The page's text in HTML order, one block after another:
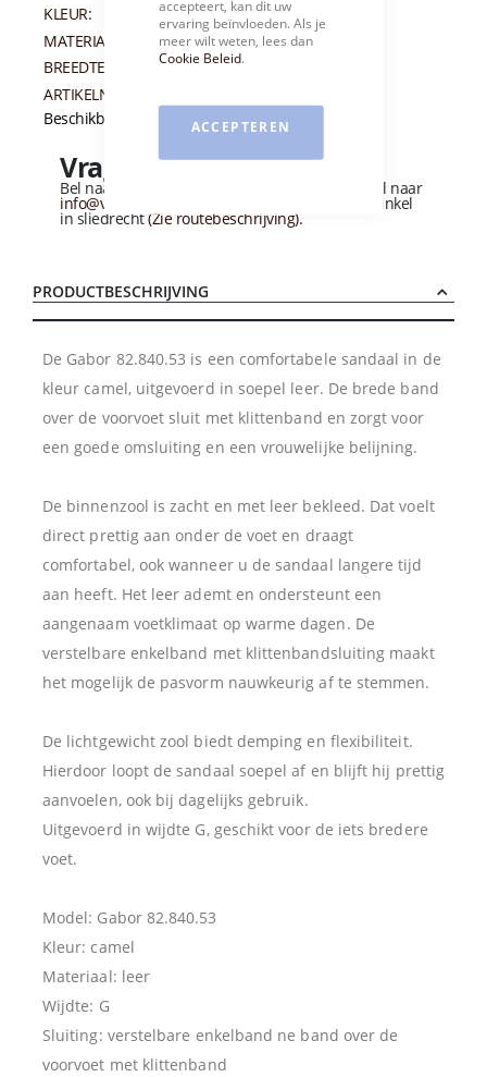
accepteert, kan dit uw
ervaring beïnvloeden. Als je
meer wilt weten, lees dan
Cookie Beleid.
ACCEPTEREN
KLEUR:
BRUIN
MATERIAAL:
LEER
BREEDTEMAAT:
G
ARTIKELNUMMER:
Beschikbaarheid:
Niet op voorraad
Vragen over dit product?
Bel naar of stuur een e-mail naar
info@vandervliesschoenen.nl of bezoek onze winkel
in sliedrecht(Zie routebeschrijving).
PRODUCTBESCHRIJVING
De Gabor 82.840.53 is een comfortabele sandaal in de
kleur camel, uitgevoerd in soepel leer. De brede band
over de voorvoet sluit met klittenband en zorgt voor
een goede omsluiting en een vrouwelijke belijning.
De binnenzool is zacht en met leer bekleed. Dat voelt
direct prettig aan onder de voet en draagt
comfortabel, ook wanneer u de sandaal langere tijd
aan heeft. Het leer ademt en ondersteunt een
aangenaam voetklimaat op warme dagen. De
verstelbare enkelband met klittenbandsluiting maakt
het mogelijk de pasvorm nauwkeurig af te stemmen.
De lichtgewicht zool biedt demping en flexibiliteit.
Hierdoor loopt de sandaal soepel af en blijft hij prettig
aanvoelen, ook bij dagelijks gebruik.
Uitgevoerd in wijdte G, geschikt voor de iets bredere
voet.
Model: Gabor 82.840.53
Kleur: camel
Materiaal: leer
Wijdte: G
Sluiting: verstelbare enkelband ne band over de
voorvoet met klittenband